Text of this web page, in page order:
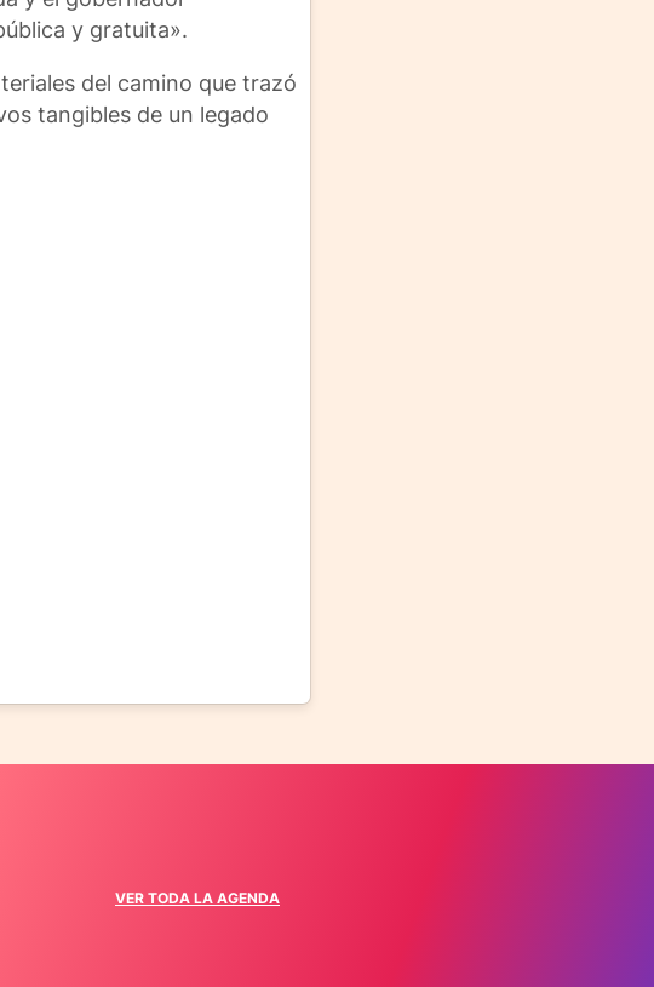
y gratuita».
del camino que trazó
tangibles de un legado
VER TODA LA AGENDA